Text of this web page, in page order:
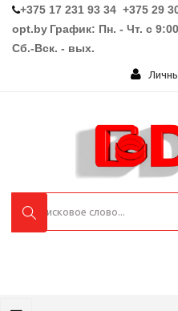
+375 17 231 93 34 +375 29
opt.by График: Пн. - Чт. с
Сб.-Вск. - вых.